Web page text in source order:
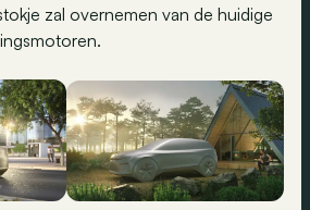
zal overnemen van de huidige